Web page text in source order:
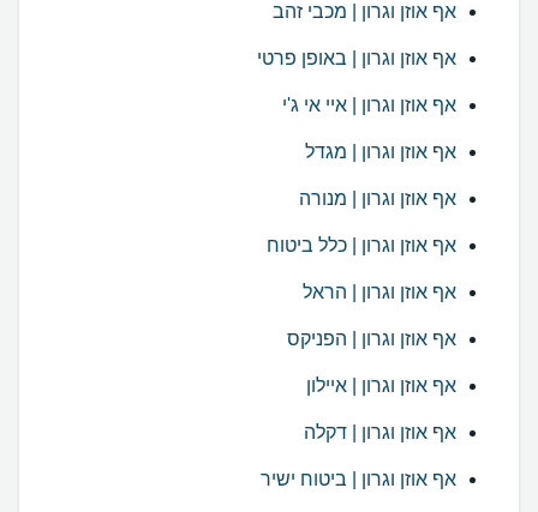
אף אוזן וגרון | מכבי זהב
אף אוזן וגרון | באופן פרטי
אף אוזן וגרון | איי אי ג'י
אף אוזן וגרון | מגדל
אף אוזן וגרון | מנורה
אף אוזן וגרון | כלל ביטוח
אף אוזן וגרון | הראל
אף אוזן וגרון | הפניקס
אף אוזן וגרון | איילון
אף אוזן וגרון | דקלה
אף אוזן וגרון | ביטוח ישיר